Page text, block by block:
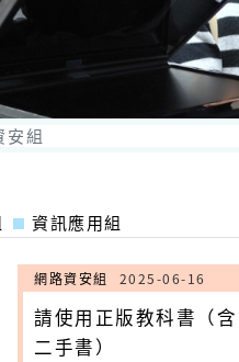
安組
資訊應用組
網路資安組 2025-06-16
請使用正版教科書（含
二手書）